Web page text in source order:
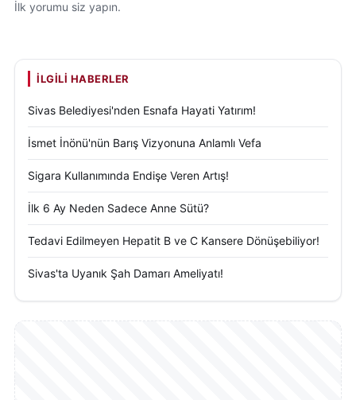
İlk yorumu siz yapın.
İLGILI HABERLER
Sivas Belediyesi'nden Esnafa Hayati Yatırım!
İsmet İnönü'nün Barış Vizyonuna Anlamlı Vefa
Sigara Kullanımında Endişe Veren Artış!
İlk 6 Ay Neden Sadece Anne Sütü?
Tedavi Edilmeyen Hepatit B ve C Kansere Dönüşebiliyor!
Sivas'ta Uyanık Şah Damarı Ameliyatı!